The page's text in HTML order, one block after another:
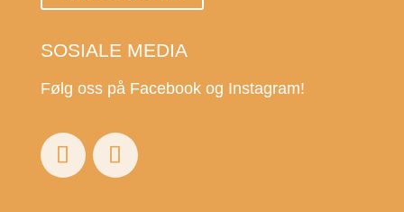
SOSIALE MEDIA
Følg oss på Facebook og Instagram!